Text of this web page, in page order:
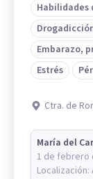
Embarazo,
Estrés
Ctra. de
María del
1 de febrero
Localización: